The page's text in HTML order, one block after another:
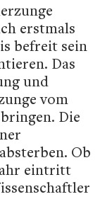
erstmals
befreit sein
Das
und
vom
Die
Ob
eintritt